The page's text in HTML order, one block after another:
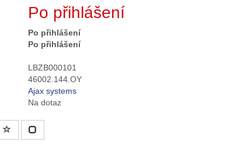
Po přihlášení
Po přihlášení
Po přihlášení
LBZB000101
46002.144.OY
Ajax systems
Na dotaz